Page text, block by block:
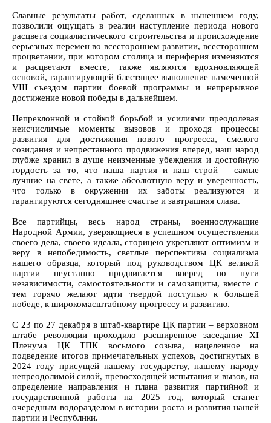
Славные результаты работ, сделанных в нынешнем году,
позволили ощущать в реалии наступление периода нового
расцвета социалистического строительства и происхождение
серьезных перемен во всестороннем развитии, всестороннем
процветании, при котором столица и периферия изменяются
и расцветают вместе, также являются вдохновляющей
основой, гарантирующей блестящее выполнение намеченной
VIII съездом партии боевой программы и непрерывное
достижение новой победы в дальнейшем.
Непреклонной и стойкой борьбой и усилиями преодолевая
неисчислимые моменты вызовов и проходя процессы
развития для достижения нового прогресса, смелого
созидания и непрестанного продвижения вперед, наш народ
глубже хранил в душе неизменные убеждения и достойную
гордость за то, что наша партия и наш строй – самые
лучшие на свете, а также абсолютную веру и уверенность,
что только в окружении их заботы реализуются и
гарантируются сегодняшнее счастье и завтрашняя слава.
Все партийцы, весь народ страны, военнослужащие
Народной Армии, уверяющиеся в успешном осуществлении
своего дела, своего идеала, сторицею укрепляют оптимизм и
веру в непобедимость, светлые перспективы социализма
нашего образца, который под руководством ЦК великой
партии неустанно продвигается вперед по пути
независимости, самостоятельности и самозащиты, вместе с
тем горячо желают идти твердой поступью к большей
победе, к широкомасштабному прогрессу и развитию.
С 23 по 27 декабря в штаб-квартире ЦК партии – верховном
штабе революции проходило расширенное заседание XI
Пленума ЦК ТПК восьмого созыва, нацеленное на
подведение итогов примечательных успехов, достигнутых в
2024 году присущей нашему государству, нашему народу
непреодолимой силой, превосходящей испытания и вызов, на
определение направления и плана развития партийной и
государственной работы на 2025 год, который станет
очередным водоразделом в истории роста и развития нашей
партии и Республики.